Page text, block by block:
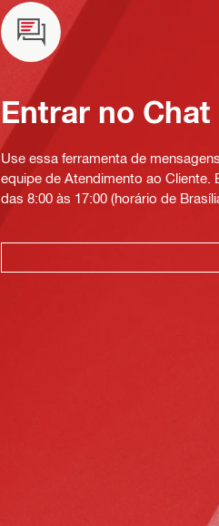
Entrar no Chat
Use essa ferramenta de
equipe de Atendimento ao Cliente.
das 8:00 às 17:00 (horário de